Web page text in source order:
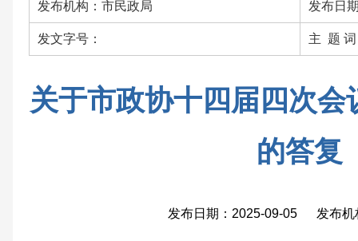
发布机构：市民政局 发布日
发文字号： 主 题 词
关于市政协十四届四次
的答复
发布日期：2025-09-05 发布机